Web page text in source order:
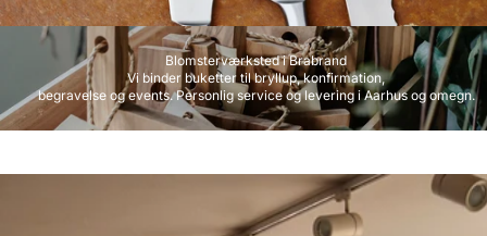
Blomsterværksted i Brabrand
Vi binder buketter til bryllup, konfirmation,
begravelse og events. Personlig service og levering i Aarhus og omegn.